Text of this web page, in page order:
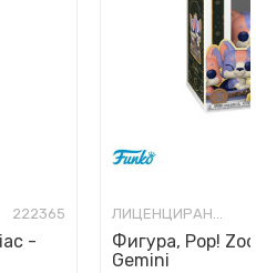
222365
-
ЛИЦЕНЦИРАНИ ФИГУРИ И СЕТОВИ
Фигура, Pop!
Gemini